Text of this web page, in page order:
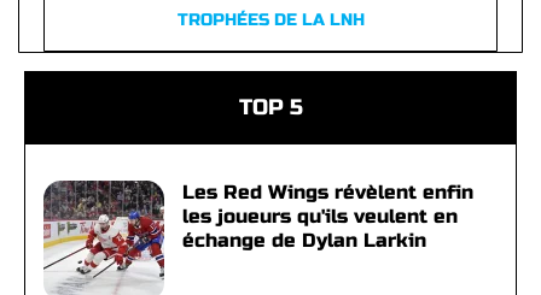
TROPHÉES DE LA LNH
TOP 5
Les Red Wings révèlent enfin
les joueurs qu'ils veulent en
échange de Dylan Larkin